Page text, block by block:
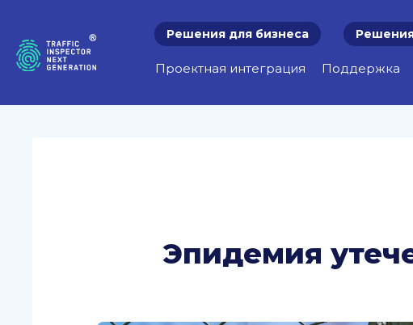
Решения для бизнеса
Проектная интеграция Поддержка
Эпидемия